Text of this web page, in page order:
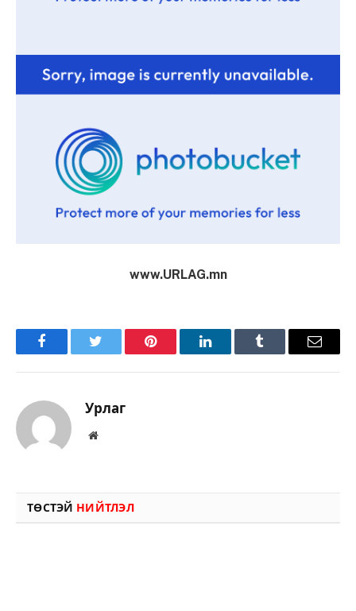
www.URLAG.mn
FacebookTwitter Pinterest LinkedInTumblr Имэйл
Урлаг
Вэбсайт
ТӨСТЭЙ НИЙТЛЭЛ